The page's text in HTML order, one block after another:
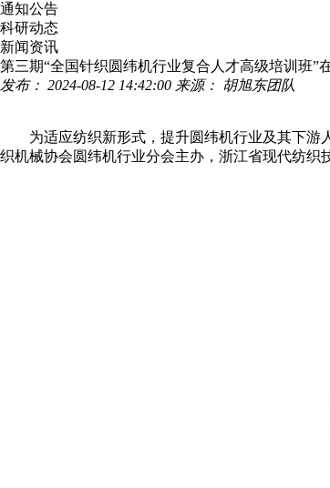
通知公告
科研动态
新闻资讯
第三期“全国针织圆纬机行业复合人才高级培训班”
发布： 2024-08-12 14:42:00 来源： 胡旭东团队
为适应纺织新形式，提升圆纬机行业及其下游
织机械协会圆纬机行业分会主办，浙江省现代纺织